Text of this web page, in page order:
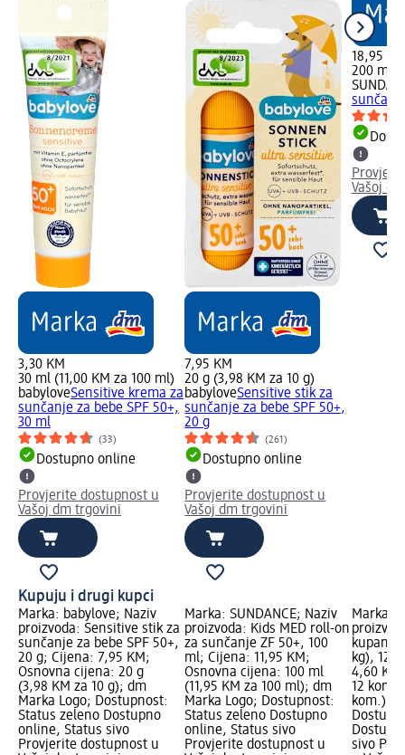
3,30 KM
30 ml (11,00 KM za 100 ml)
babyloveSensitive krema za
sunčanje za bebe SPF 50+,
30 ml
(33)
Dostupno online
Provjerite dostupnost u
Vašoj dm trgovini
7,95 KM
20 g (3,98 KM za 10 g)
babyloveSensitive stik za
sunčanje za bebe SPF 50+,
20 g
(261)
Dostupno online
Provjerite dostupnost u
Vašoj dm trgovini
18,95 KM
200 ml
Vašoj
Kupuju i drugi kupci
Marka: babylove; Naziv
proizvoda: Sensitive stik za
sunčanje za bebe SPF 50+,
20 g; Cijena: 7,95 KM;
Osnovna cijena: 20 g
(3,98 KM za 10 g); dm
Marka Logo; Dostupnost:
Status zeleno Dostupno
online, Status sivo
Provjerite dostupnost u
Marka: SUNDANCE; Naziv
proizvoda: Kids MED roll-on
za sunčanje ZF 50+, 100
ml; Cijena: 11,95 KM;
Osnovna cijena: 100 ml
(11,95 KM za 100 ml); dm
Marka Logo; Dostupnost:
Status zeleno Dostupno
online, Status sivo
Provjerite dostupnost u
Marka:
kg), 12
4,60
12 kom.
kom.);
sivo